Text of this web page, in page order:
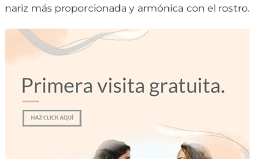
nariz más proporcionada y armónica con el rostro.